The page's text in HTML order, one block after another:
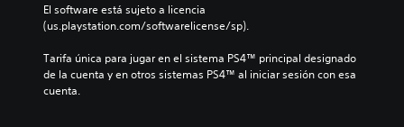
El software está sujeto a licencia
(us.playstation.com/softwarelicense/sp).
Tarifa única para jugar en el sistema PS4™ principal designado
de la cuenta y en otros sistemas PS4™ al iniciar sesión con esa
cuenta.